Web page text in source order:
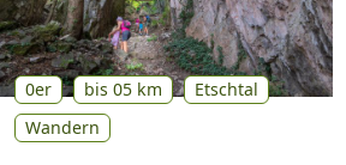
0er bis 05 km
Etschtal
Wandern